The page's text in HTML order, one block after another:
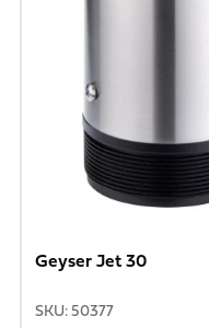
Geyser Jet 30
SKU: 50377